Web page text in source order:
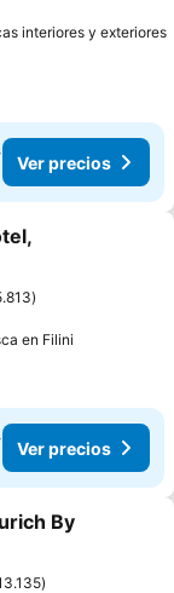
interiores y exteriores
Ver precios
en Filini
Ver precios
By